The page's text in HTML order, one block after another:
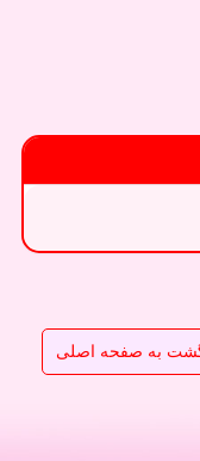
به صفحه اصلی